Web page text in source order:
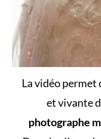
La vidéo
et vivante
photographe